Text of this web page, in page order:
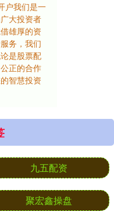
户我们是一
大投资者
雄厚的资
务，我们
是股票配
正的合作
智慧投资
九五配资
聚宏鑫操盘